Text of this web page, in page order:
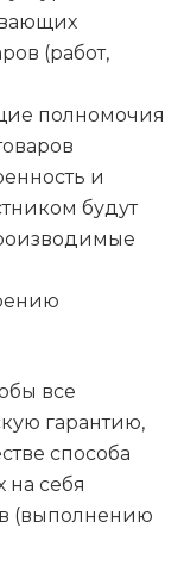
(работ,
полномочия
и
будут
все
гарантию,
способа
на себя
(выполнению